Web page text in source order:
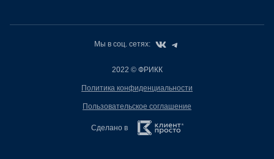
Мы в соц. сетях:
2022 © ФРИКК
Политика конфиденциальности
Пользовательское соглашение
Сделано в